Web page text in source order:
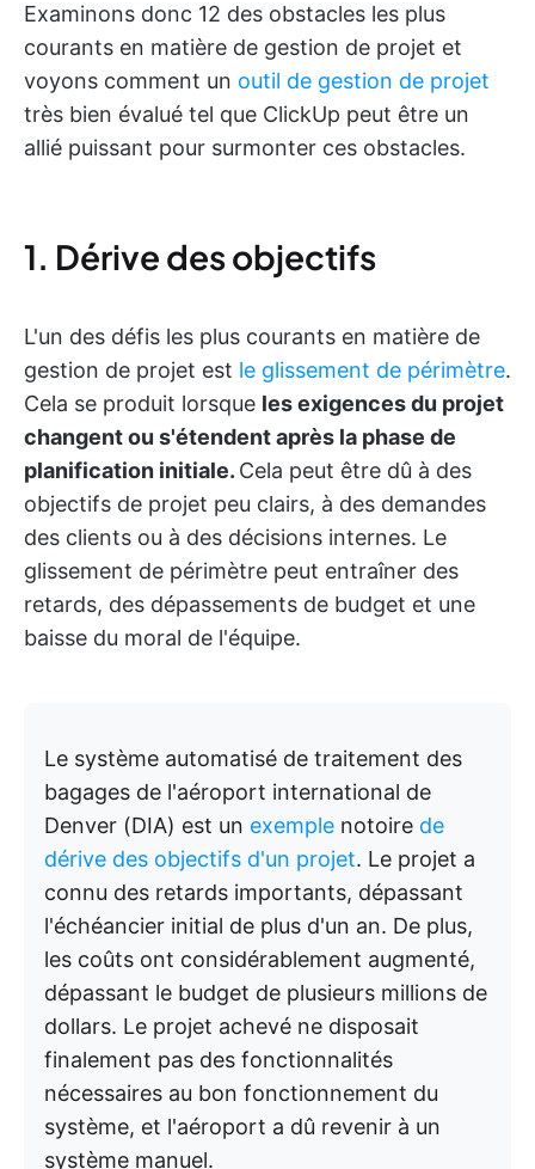
Examinons donc 12 des obstacles les plus
courants en matière de gestion de projet et
voyons comment un outil de gestion de projet
très bien évalué tel que ClickUp peut être un
allié puissant pour surmonter ces obstacles.
1. Dérive des objectifs
L'un des défis les plus courants en matière de
gestion de projet est le glissement de périmètre.
Cela se produit lorsque les exigences du projet
changent ou s'étendent après la phase de
planification initiale. Cela peut être dû à des
objectifs de projet peu clairs, à des demandes
des clients ou à des décisions internes. Le
glissement de périmètre peut entraîner des
retards, des dépassements de budget et une
baisse du moral de l'équipe.
Le système automatisé de traitement des
bagages de l'aéroport international de
Denver (DIA) est un exemple notoire de
dérive des objectifs d'un projet. Le projet a
connu des retards importants, dépassant
l'échéancier initial de plus d'un an. De plus,
les coûts ont considérablement augmenté,
dépassant le budget de plusieurs millions de
dollars. Le projet achevé ne disposait
finalement pas des fonctionnalités
nécessaires au bon fonctionnement du
système, et l'aéroport a dû revenir à un
système manuel.